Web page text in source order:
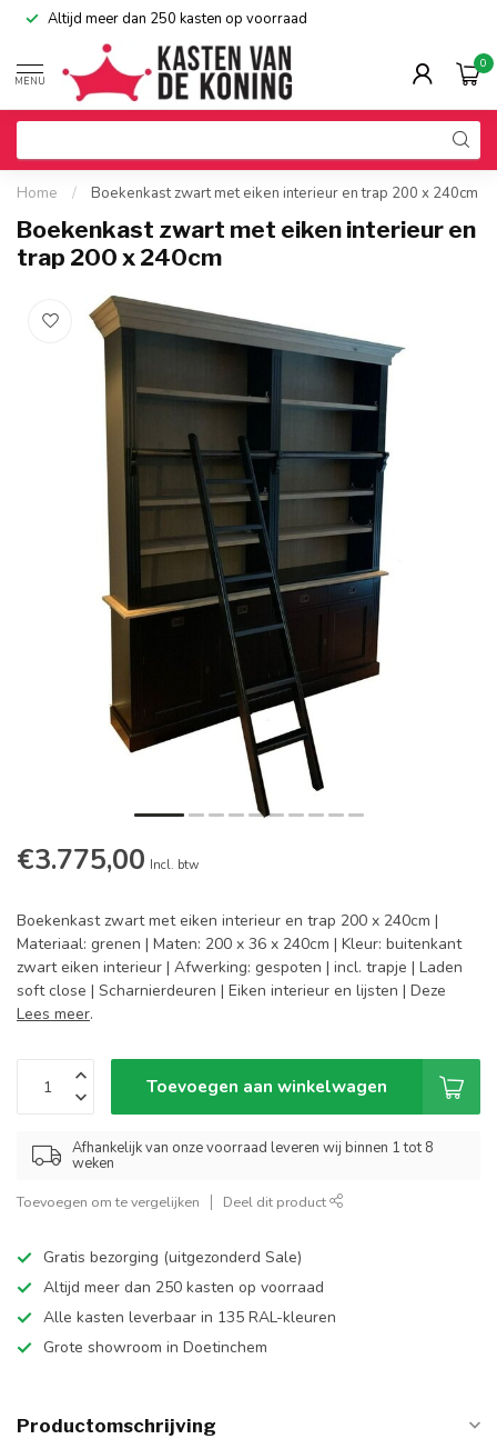
Altijd meer dan 250 kasten op voorraad
MENU
0
Home / Boekenkast zwart met eiken interieur en trap 200 x 240cm
Boekenkast zwart met eiken interieur en
trap 200 x 240cm
€3.775,00 Incl. btw
Boekenkast zwart met eiken interieur en trap 200 x 240cm |
Materiaal: grenen | Maten: 200 x 36 x 240cm | Kleur: buitenkant
zwart eiken interieur | Afwerking: gespoten | incl. trapje | Laden
soft close | Scharnierdeuren | Eiken interieur en lijsten | Deze
Lees meer.
Toevoegen aan winkelwagen
Afhankelijk van onze voorraad leveren wij binnen 1 tot 8
weken
Toevoegen om te vergelijken Deel dit product
Gratis bezorging (uitgezonderd Sale)
Altijd meer dan 250 kasten op voorraad
Alle kasten leverbaar in 135 RAL-kleuren
Grote showroom in Doetinchem
Productomschrijving